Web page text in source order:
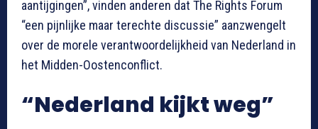
aantijgingen”, vinden anderen dat The Rights Forum
“een pijnlijke maar terechte discussie” aanzwengelt
over de morele verantwoordelijkheid van Nederland in
het Midden-Oostenconflict.
“Nederland kijkt weg”